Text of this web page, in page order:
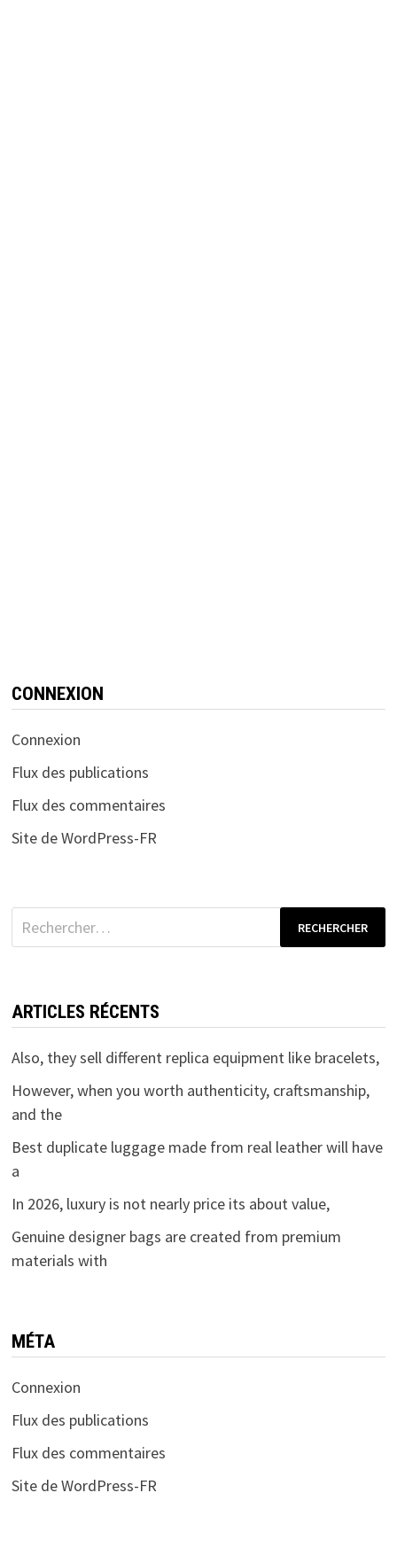
CONNEXION
Connexion
Flux des publications
Flux des commentaires
Site de WordPress-FR
Rechercher :
ARTICLES RÉCENTS
Also, they sell different replica equipment like bracelets,
However, when you worth authenticity, craftsmanship,
and the
Best duplicate luggage made from real leather will have
a
In 2026, luxury is not nearly price its about value,
Genuine designer bags are created from premium
materials with
MÉTA
Connexion
Flux des publications
Flux des commentaires
Site de WordPress-FR